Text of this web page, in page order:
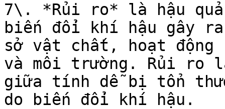
7\. *Rủi ro* là hậu quả
biến đổi khí hậu gây
sở vật chất, hoạt
và môi trường. Rủi ro
giữa tính dễ bị tổn
do biến đổi khí hậu.